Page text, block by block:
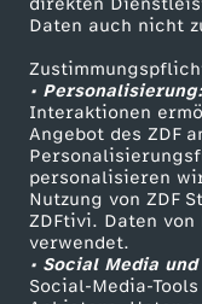
direkten
Daten auch nicht
• Personalisierung:
Interaktionen
Angebot des ZDF
personalisieren
Nutzung von ZDF
ZDFtivi. Daten
verwendet.
• Social Media
Social-Media-
m
i
t
P
e
ZDFtext
Livestreams
Sendungen A-Z
TV-Programm
ZDF Unternehmen